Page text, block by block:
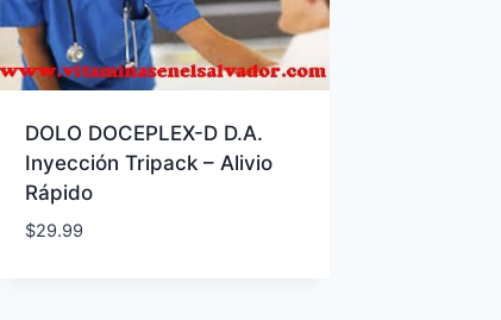
DOLO DOCEPLEX-D D.A.
Inyección Tripack – Alivio
Rápido
$29.99